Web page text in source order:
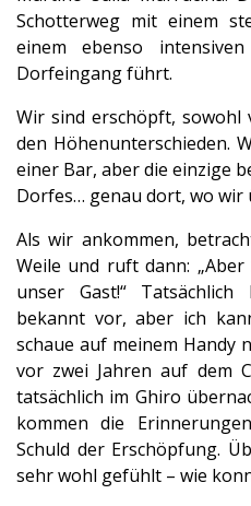
Schotterweg mit einem
einem ebenso
Dorfeingang führt.
Wir sind erschöpft, sowohl
den Höhenunterschieden.
einer Bar, aber die einzige
Dorfes… genau dort, wo wir
Als wir ankommen,
Weile und ruft dann:
unser Gast!“
bekannt vor, aber ich
schaue auf meinem Handy
vor zwei Jahren auf dem
tatsächlich im Ghiro
kommen die
Schuld der Erschöpfung.
sehr wohl gefühlt – wie